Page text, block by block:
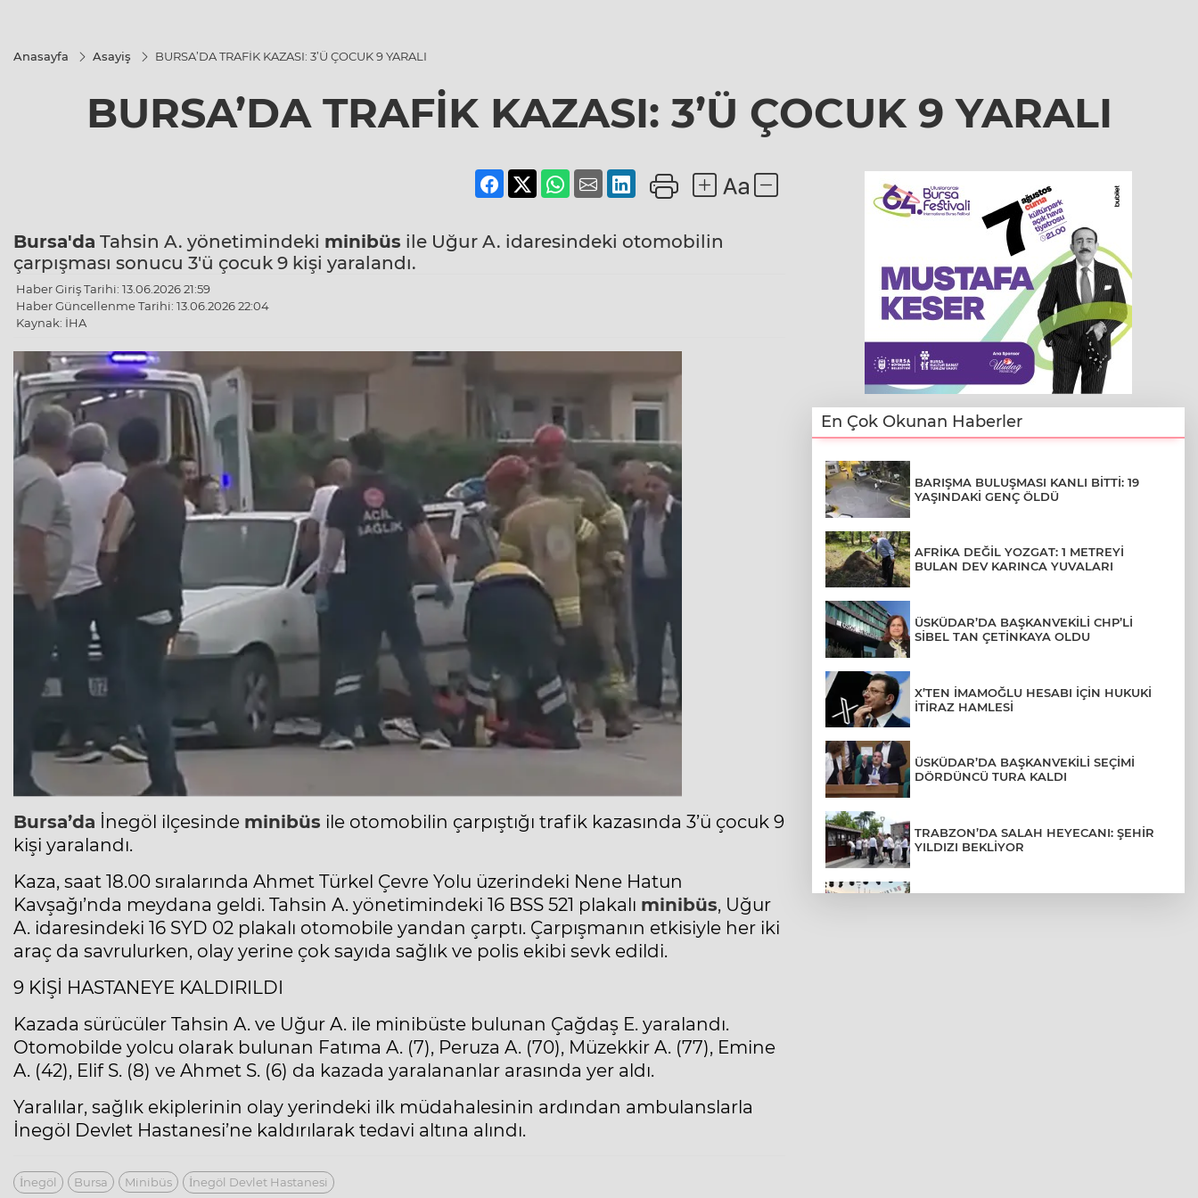
Anasayfa Asayiş BURSA’DA TRAFİK KAZASI: 3’Ü ÇOCUK 9 YARALI
BURSA’DA TRAFİK KAZASI: 3’Ü ÇOCUK 9 YARALI
Bursa'da Tahsin A. yönetimindeki minibüs ile Uğur A. idaresindeki otomobilin
çarpışması sonucu 3'ü çocuk 9 kişi yaralandı.
Haber Giriş Tarihi: 13.06.2026 21:59
Haber Güncellenme Tarihi: 13.06.2026 22:04
Kaynak: İHA
Bursa’da İnegöl ilçesinde minibüs ile otomobilin çarpıştığı trafik kazasında 3’ü çocuk 9
kişi yaralandı.
Kaza, saat 18.00 sıralarında Ahmet Türkel Çevre Yolu üzerindeki Nene Hatun
Kavşağı’nda meydana geldi. Tahsin A. yönetimindeki 16 BSS 521 plakalı minibüs, Uğur
A. idaresindeki 16 SYD 02 plakalı otomobile yandan çarptı. Çarpışmanın etkisiyle her iki
araç da savrulurken, olay yerine çok sayıda sağlık ve polis ekibi sevk edildi.
9 KİŞİ HASTANEYE KALDIRILDI
Kazada sürücüler Tahsin A. ve Uğur A. ile minibüste bulunan Çağdaş E. yaralandı.
Otomobilde yolcu olarak bulunan Fatıma A. (7), Peruza A. (70), Müzekkir A. (77), Emine
A. (42), Elif S. (8) ve Ahmet S. (6) da kazada yaralananlar arasında yer aldı.
Yaralılar, sağlık ekiplerinin olay yerindeki ilk müdahalesinin ardından ambulanslarla
İnegöl Devlet Hastanesi’ne kaldırılarak tedavi altına alındı.
İnegöl Bursa Minibüs İnegöl Devlet Hastanesi
En Çok Okunan Haberler
BARIŞMA BULUŞMASI KANLI BİTTİ: 19
YAŞINDAKİ GENÇ ÖLDÜ
AFRİKA DEĞİL YOZGAT: 1 METREYİ
BULAN DEV KARINCA YUVALARI
ÜSKÜDAR’DA BAŞKANVEKİLİ CHP’Lİ
SİBEL TAN ÇETİNKAYA OLDU
X’TEN İMAMOĞLU HESABI İÇİN HUKUKİ
İTİRAZ HAMLESİ
ÜSKÜDAR’DA BAŞKANVEKİLİ SEÇİMİ
DÖRDÜNCÜ TURA KALDI
TRABZON’DA SALAH HEYECANI: ŞEHİR
YILDIZI BEKLİYOR